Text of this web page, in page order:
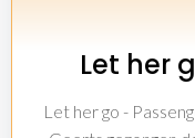
Let her
Let her go -